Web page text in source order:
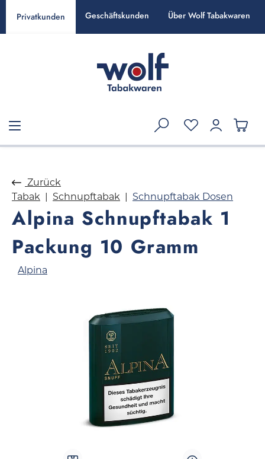
springen
Privatkunden Geschäftskunden Über Wolf Tabakwaren
Zurück
Tabak
Schnupftabak Schnupftabak Dosen
Alpina Schnupftabak 1
Packung 10 Gramm
Alpina
Bildergalerie überspringen